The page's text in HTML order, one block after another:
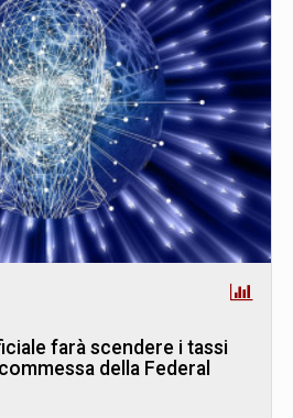
farà scendere i tassi
della Federal